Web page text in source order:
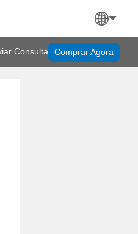
Consulta Comprar Agora